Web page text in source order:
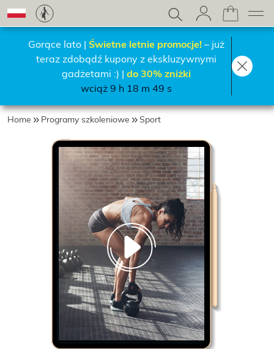
Gorące lato | Świetne letnie promocje!– już
teraz zdobądź kupony z ekskluzywnymi
gadżetami :) | do 30% zniżki
wciąż 9 h 18 m 46 s
Home Programy szkoleniowe Sport